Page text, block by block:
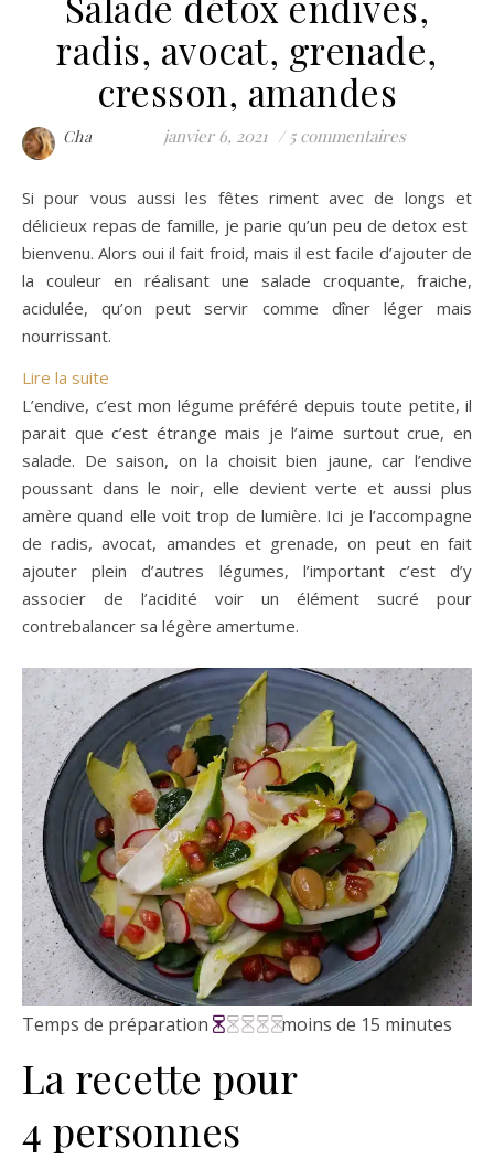
radis, avocat, grenade,
cresson, amandes
Cha janvier 6, 2021 / 5 commentaires
Si pour vous aussi les fêtes riment avec de longs et
délicieux repas de famille, je parie qu’un peu de detox est
bienvenu. Alors oui il fait froid, mais il est facile d’ajouter de
la couleur en réalisant une salade croquante, fraiche,
acidulée, qu’on peut servir comme dîner léger mais
nourrissant.
Lire la suite
L’endive, c’est mon légume préféré depuis toute petite, il
parait que c’est étrange mais je l’aime surtout crue, en
salade. De saison, on la choisit bien jaune, car l’endive
poussant dans le noir, elle devient verte et aussi plus
amère quand elle voit trop de lumière. Ici je l’accompagne
de radis, avocat, amandes et grenade, on peut en fait
ajouter plein d’autres légumes, l’important c’est d’y
associer de l’acidité voir un élément sucré pour
contrebalancer sa légère amertume.
Temps de préparation moins de 15 minutes
La recette pour
4 personnes